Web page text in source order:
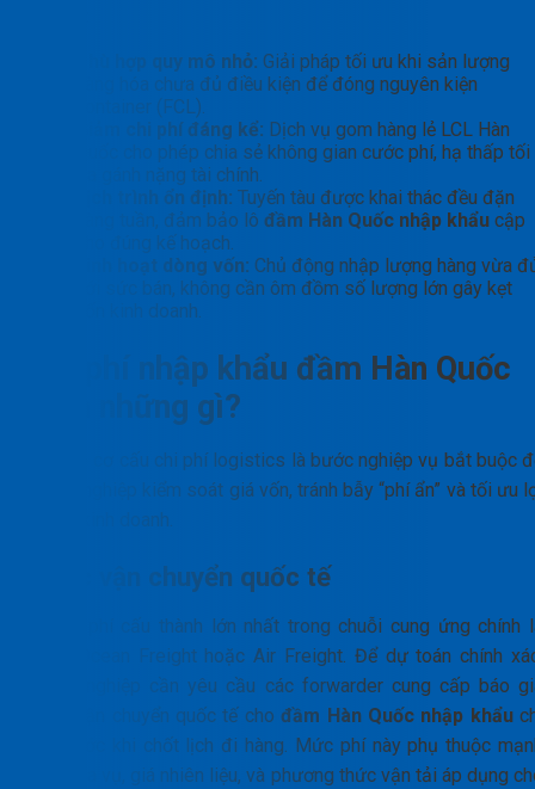
Phù hợp quy mô nhỏ: Giải pháp tối ưu khi sản lượng
hàng hóa chưa đủ điều kiện để đóng nguyên kiện
container (FCL).
Giảm chi phí đáng kể: Dịch vụ gom hàng lẻ LCL Hàn
Quốc cho phép chia sẻ không gian cước phí, hạ thấp tối
đa gánh nặng tài chính.
Lịch trình ổn định: Tuyến tàu được khai thác đều đặn
hàng tuần, đảm bảo lô đầm Hàn Quốc nhập khẩu cập
kho đúng kế hoạch.
Linh hoạt dòng vốn: Chủ động nhập lượng hàng vừa
với sức bán, không cần ôm đồm số lượng lớn gây kẹt
vốn kinh doanh.
Chi phí nhập khẩu đầm Hàn Quốc
gồm những gì?
Nắm rõ cơ cấu chi phí logistics là bước nghiệp vụ bắt buộc
doanh nghiệp kiểm soát giá vốn, tránh bẫy “phí ẩn” và tối ưu
nhuận kinh doanh.
Cước vận chuyển quốc tế
Khoản phí cấu thành lớn nhất trong chuỗi cung ứng chính
cước Ocean Freight hoặc Air Freight. Để dự toán chính
doanh nghiệp cần yêu cầu các forwarder cung cấp báo
cước vận chuyển quốc tế chođầm Hàn Quốc nhập khẩu
tiết trước khi chốt lịch đi hàng. Mức phí này phụ thuộc
vào mùa vụ, giá nhiên liệu, và phương thức vận tải áp dụng